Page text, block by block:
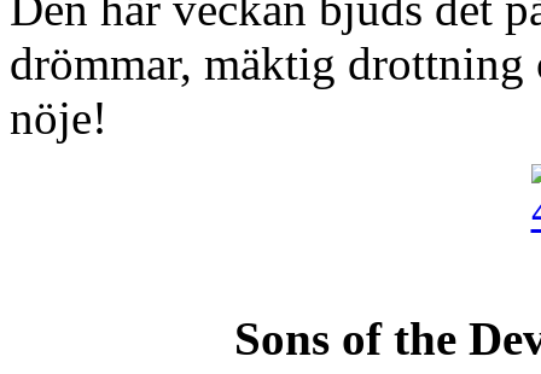
drömmar, mäktig
nöje!
Sons of the